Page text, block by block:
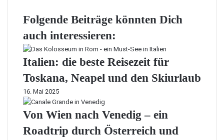
Folgende Beiträge könnten Dich
auch interessieren:
Italien: die beste Reisezeit für
Toskana, Neapel und den Skiurlaub
16. Mai 2025
Von Wien nach Venedig – ein
Roadtrip durch Österreich und